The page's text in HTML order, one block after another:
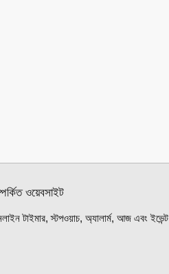
ওয়েবসাইট
টাইমার, স্টপওয়াচ, অ্যালার্ম, আজ এবং ইভেন্ট